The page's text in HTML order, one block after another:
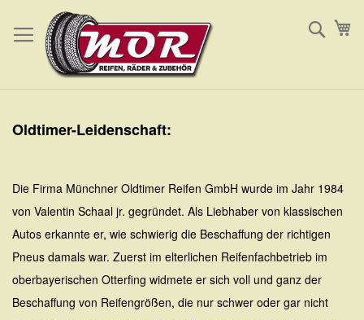
zum
Oldtimer-Leidenschaft:
Die Firma Münchner Oldtimer Reifen GmbH wurde im Jahr 1984
von Valentin Schaal jr. gegründet. Als Liebhaber von klassischen
Autos erkannte er, wie schwierig die Beschaffung der richtigen
Pneus damals war. Zuerst im elterlichen Reifenfachbetrieb im
oberbayerischen Otterfing widmete er sich voll und ganz der
Beschaffung von Reifengrößen, die nur schwer oder gar nicht